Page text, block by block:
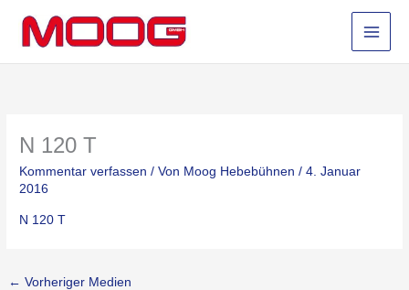
Inhalt
springen
N 120 T
Kommentar verfassen / Von Moog Hebebühnen/4. Januar
2016
N 120 T
← Vorheriger Medien